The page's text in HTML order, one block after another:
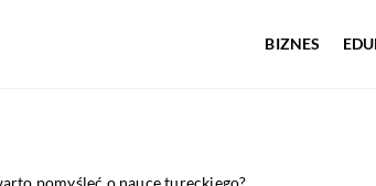
BIZNES
pomyśleć o nauce tureckiego?